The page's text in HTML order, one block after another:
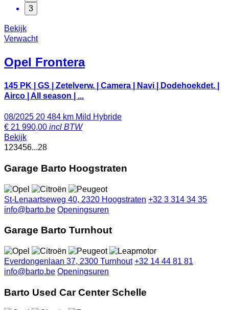
3
Bekijk
Verwacht
Opel Frontera
145 PK | GS | Zetelverw. | Camera | Navi | Dodehoekdet. |
Airco | All season | ...
08/2025 20 484 km Mild Hybride
€ 21 990,00 incl BTW
Bekijk
123456...28
Garage Barto Hoogstraten
St-Lenaartseweg 40, 2320 Hoogstraten +32 3 314 34 35
info@barto.be Openingsuren
Garage Barto Turnhout
Everdongenlaan 37, 2300 Turnhout +32 14 44 81 81
info@barto.be Openingsuren
Barto Used Car Center Schelle